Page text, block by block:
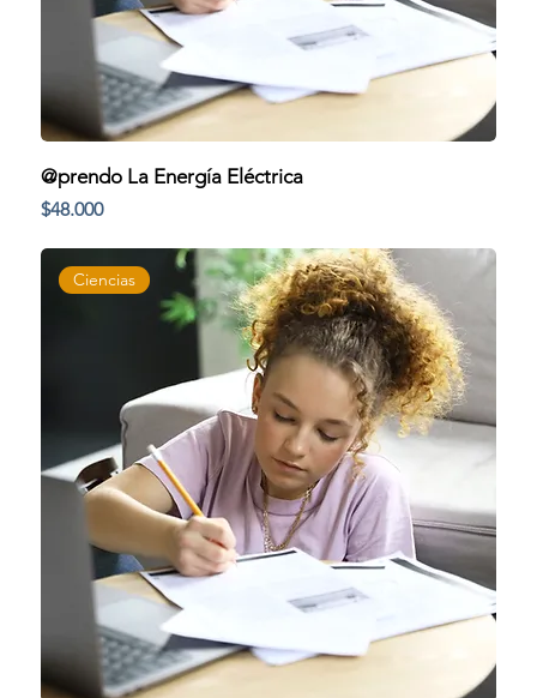
@prendo La Energía Eléctrica
Precio
$48.000
Ciencias